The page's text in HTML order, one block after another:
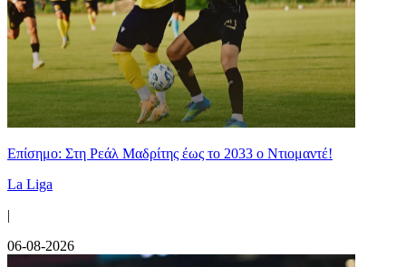
Επίσημο: Στη Ρεάλ Μαδρίτης έως το 2033 ο Ντιομαντέ!
La Liga
|
06-08-2026